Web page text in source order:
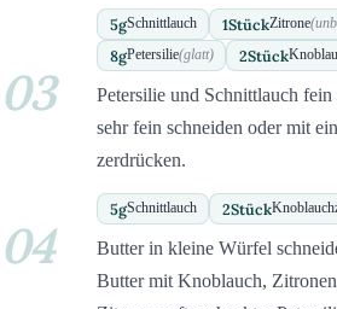
5gSchnittlauch 1StückZitrone
8gPetersilie(glatt) 2Stück
03
Petersilie und Schnittlauch
sehr fein schneiden oder mit
zerdrücken.
5gSchnittlauch 2Stück
04
Butter in kleine Würfel
Butter mit Knoblauch,